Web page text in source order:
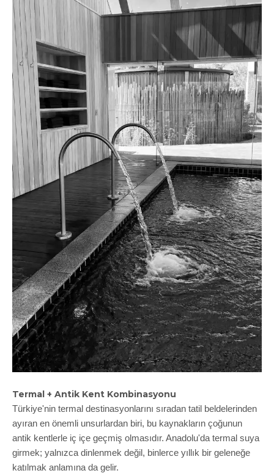
Termal + Antik Kent Kombinasyonu
Türkiye'nin termal destinasyonlarını sıradan tatil beldelerinden
ayıran en önemli unsurlardan biri, bu kaynakların çoğunun
antik kentlerle iç içe geçmiş olmasıdır. Anadolu'da termal suya
girmek; yalnızca dinlenmek değil, binlerce yıllık bir geleneğe
katılmak anlamına da gelir.